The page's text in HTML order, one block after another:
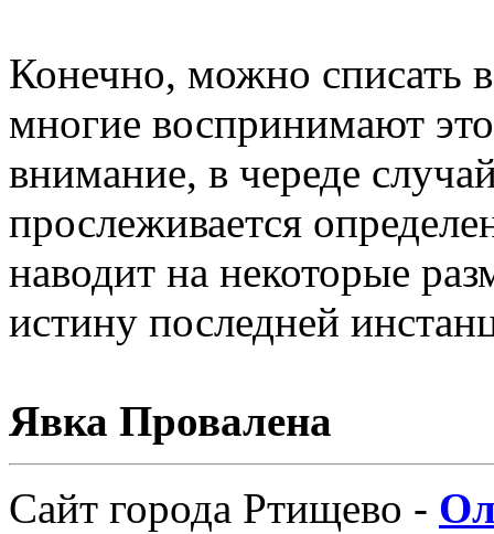
Конечно, можно списать
многие воспринимают
внимание, в череде
прослеживается
наводит на некоторые
истину последней
Явка Провалена
Сайт города Ртищево -